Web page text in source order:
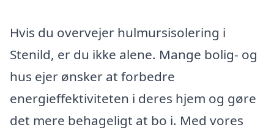
Hvis du overvejer hulmursisolering i
Stenild, er du ikke alene. Mange bolig- og
hus ejer ønsker at forbedre
energieffektiviteten i deres hjem og gøre
det mere behageligt at bo i. Med vores